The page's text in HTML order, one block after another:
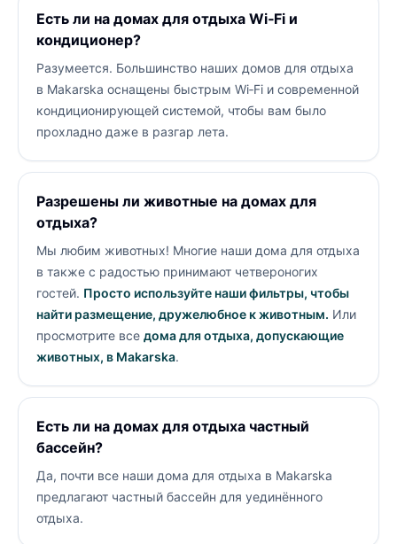
Есть ли на домах для отдыха Wi‑Fi и
кондиционер?
Разумеется. Большинство наших домов для отдыха
в Makarska оснащены быстрым Wi‑Fi и современной
кондиционирующей системой, чтобы вам было
прохладно даже в разгар лета.
Разрешены ли животные на домах для
отдыха?
Мы любим животных! Многие наши дома для отдыха
в также с радостью принимают четвероногих
гостей. Просто используйте наши фильтры, чтобы
найти размещение, дружелюбное к животным. Или
просмотрите все дома для отдыха, допускающие
животных, в Makarska.
Есть ли на домах для отдыха частный
бассейн?
Да, почти все наши дома для отдыха в Makarska
предлагают частный бассейн для уединённого
отдыха.